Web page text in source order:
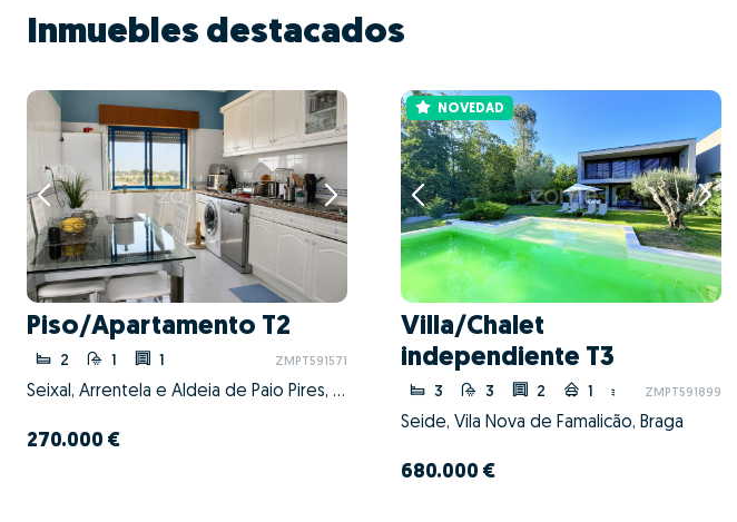
Inmuebles destacados
Piso/Apartamento T2
2 1 1 ZMPT591571
Seixal, Arrentela e Aldeia de Paio Pires, Seixal, Setúbal
270.000 €
NOVEDAD
Villa/Chalet
independiente T3
3 3 2 1 ZMPT591899
Seide, Vila Nova de Famalicão, Braga
680.000 €